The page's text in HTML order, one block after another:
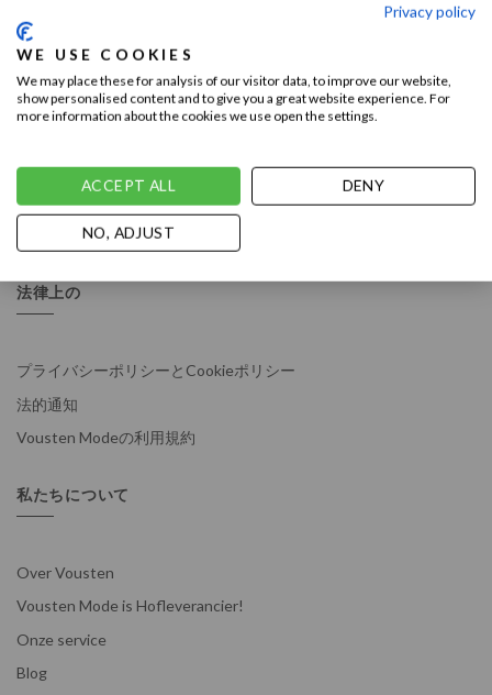
サービス
よくある質問（FAQ）
の発送と配送
の返品ポリシー
アドバイス
法律上の
プライバシーポリシーとCookieポリシー
法的通知
Vousten Modeの利用規約
私たちについて
Over Vousten
Vousten Mode is Hofleverancier!
Onze service
Blog
Privacy policy
WE USE COOKIES
We may place these for analysis of our visitor data, to improve our website,
show personalised content and to give you a great website experience. For
more information about the cookies we use open the settings.
ACCEPT ALL DENY
NO, ADJUST